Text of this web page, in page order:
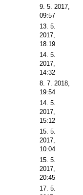
9. 5. 2017,
09:57
13. 5.
2017,
18:19
14. 5.
2017,
14:32
8. 7. 2018,
19:54
14. 5.
2017,
15:12
15. 5.
2017,
10:04
15. 5.
2017,
20:45
17. 5.